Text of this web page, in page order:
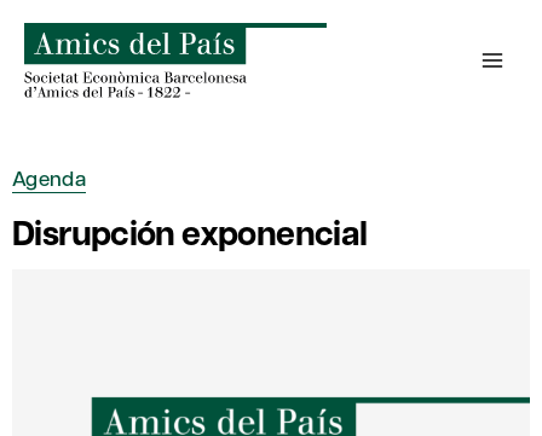
content
Agenda
Disrupción exponencial